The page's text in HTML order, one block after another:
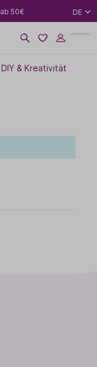
50€ DE
DIY & Kreativität